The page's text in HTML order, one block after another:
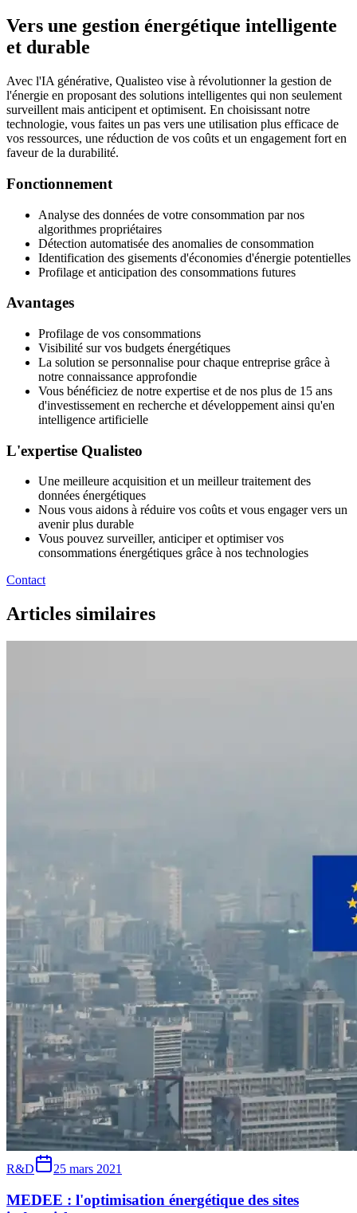
Vers une gestion énergétique intelligente
et durable
Avec l'IA générative, Qualisteo vise à révolutionner la gestion de
l'énergie en proposant des solutions intelligentes qui non seulement
surveillent mais anticipent et optimisent. En choisissant notre
technologie, vous faites un pas vers une utilisation plus efficace de
vos ressources, une réduction de vos coûts et un engagement fort en
faveur de la durabilité.
Fonctionnement
Analyse des données de votre consommation par nos
algorithmes propriétaires
Détection automatisée des anomalies de consommation
Identification des gisements d'économies d'énergie potentielles
Profilage et anticipation des consommations futures
Avantages
Profilage de vos consommations
Visibilité sur vos budgets énergétiques
La solution se personnalise pour chaque entreprise grâce à
notre connaissance approfondie
Vous bénéficiez de notre expertise et de nos plus de 15 ans
d'investissement en recherche et développement ainsi qu'en
intelligence artificielle
L'expertise Qualisteo
Une meilleure acquisition et un meilleur traitement des
données énergétiques
Nous vous aidons à réduire vos coûts et vous engager vers un
avenir plus durable
Vous pouvez surveiller, anticiper et optimiser vos
consommations énergétiques grâce à nos technologies
Contact
Articles similaires
R&D 25 mars 2021
MEDEE : l'optimisation énergétique des sites